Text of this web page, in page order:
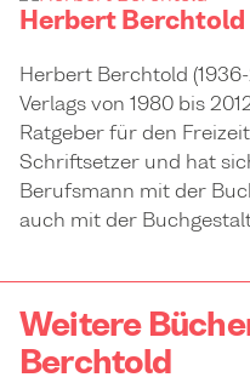
Herbert Berchtold
Herbert Berchtold
Verlags von 1980 bis
Ratgeber für den
Schriftsetzer und hat
Berufsmann mit der
auch mit der
Weitere
Berchtold